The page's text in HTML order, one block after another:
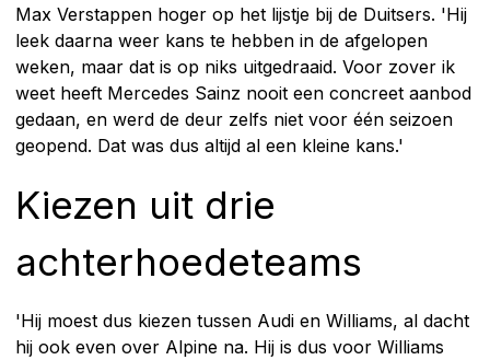
Max Verstappen hoger op het lijstje bij de Duitsers. 'Hij
leek daarna weer kans te hebben in de afgelopen
weken, maar dat is op niks uitgedraaid. Voor zover ik
weet heeft Mercedes Sainz nooit een concreet aanbod
gedaan, en werd de deur zelfs niet voor één seizoen
geopend. Dat was dus altijd al een kleine kans.'
Kiezen uit drie
achterhoedeteams
'Hij moest dus kiezen tussen Audi en Williams, al dacht
hij ook even over Alpine na. Hij is dus voor Williams